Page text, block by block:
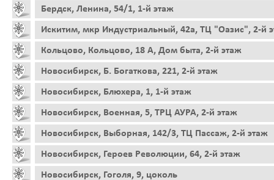
Бердск, Ленина, 54/1, 1-й этаж
Искитим, мкр Индустриальный, 42а, ТЦ "Оазис", 2-й
Кольцово, Кольцово, 18 А, Дом быта, 2-й этаж
Новосибирск, Б. Богаткова, 221, 2-й этаж
Новосибирск, Блюхера, 1, 1-й этаж
Новосибирск, Военная, 5, ТРЦ АУРА, 2-й этаж
Новосибирск, Выборная, 142/3, ТЦ Пассаж, 2-й этаж
Новосибирск, Героев Революции, 64, 2-й этаж
Новосибирск, Гоголя, 9, цоколь